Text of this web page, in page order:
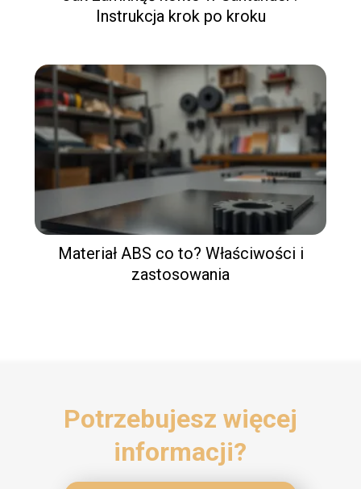
Instrukcja krok po kroku
Materiał ABS co to? Właściwości i
zastosowania
Potrzebujesz więcej
informacji?